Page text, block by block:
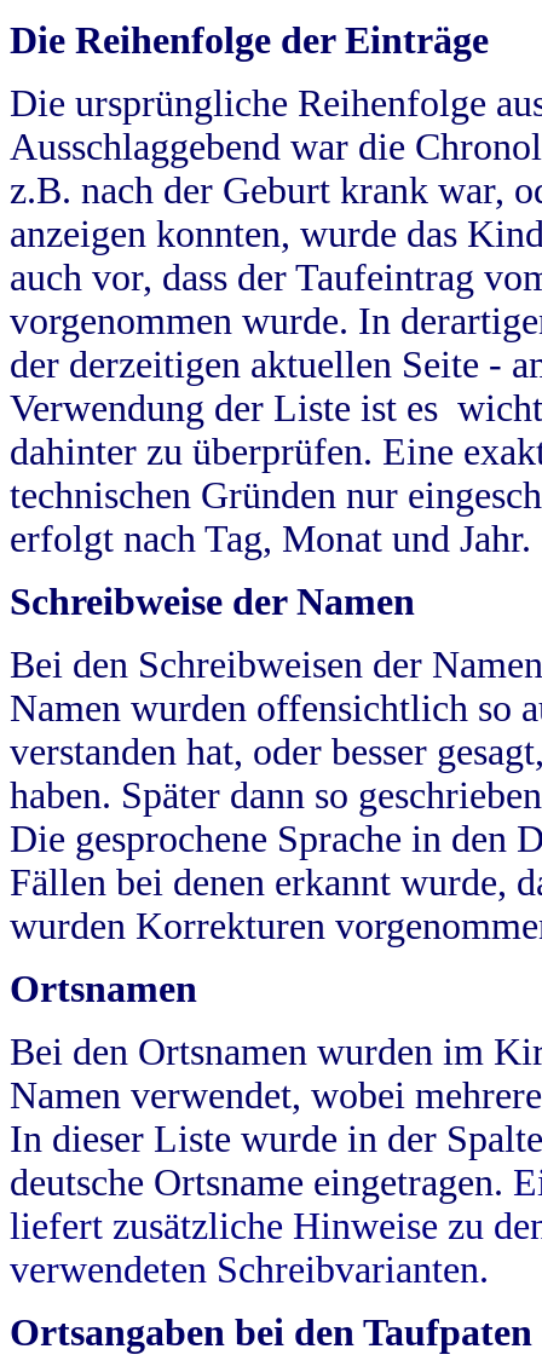
Die Reihenfolge der Einträge
Die ursprüngliche Reihenfolge
Ausschlaggebend war die
z.B. nach der Geburt krank war,
anzeigen konnten, wurde das
auch vor, dass der Taufeintrag
vorgenommen wurde. In
der derzeitigen aktuellen Seite -
Verwendung der Liste ist es
dahinter zu überprüfen. Eine
technischen Gründen nur
erfolgt nach Tag, Monat und Jahr.
Schreibweise der Namen
Bei den Schreibweisen der
Namen wurden offensichtlich so
verstanden hat, oder besser
haben. Später dann so
Die gesprochene Sprache in
Fällen bei denen erkannt wurde,
wurden Korrekturen
Ortsnamen
Bei den Ortsnamen wurden im
Namen verwendet, wobei
In dieser Liste wurde in der
deutsche Ortsname eingetragen.
liefert zusätzliche Hinweise zu
verwendeten Schreibvarianten.
Ortsangaben bei den Taufpaten